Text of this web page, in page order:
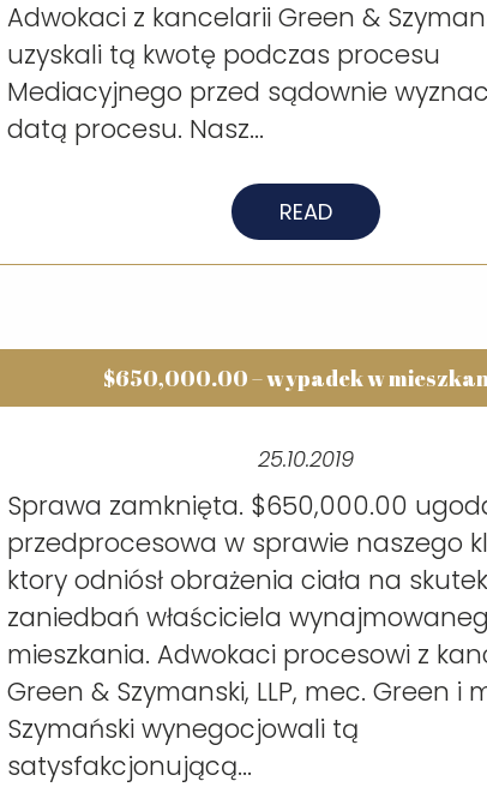
Adwokaci z kancelarii Green &
uzyskali tą kwotę podczas procesu
Mediacyjnego przed sądownie
datą procesu. Nasz...
READ
$650,000.00 – wypadek w
25.10.2019
Sprawa zamknięta. $650,000.00
przedprocesowa w sprawie naszego
ktory odniósł obrażenia ciała na skutek
zaniedbań właściciela
mieszkania. Adwokaci procesowi z
Green & Szymanski, LLP, mec. Green i
Szymański wynegocjowali tą
satysfakcjonującą...